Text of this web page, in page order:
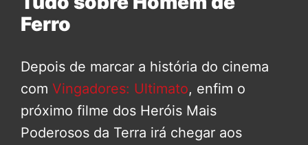
Ferro
Depois de marcar a história do cinema
com Vingadores: Ultimato, enfim o
próximo filme dos Heróis Mais
Poderosos da Terra irá chegar aos